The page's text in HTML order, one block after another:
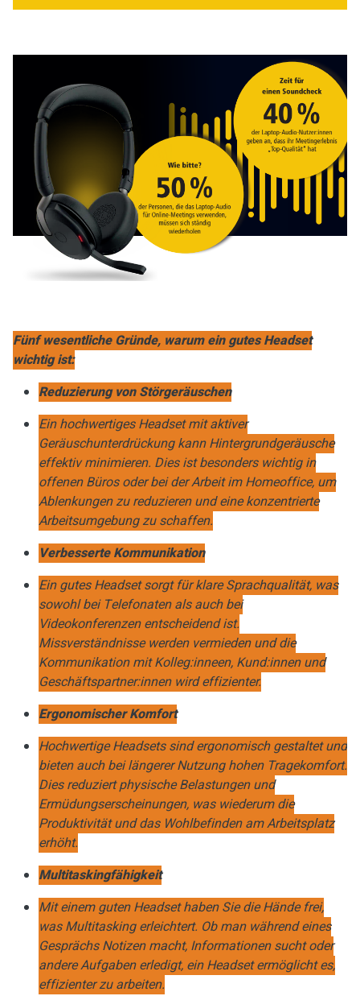
Fünf wesentliche Gründe, warum ein gutes Headset
wichtig ist:
Reduzierung von Störgeräuschen
Ein hochwertiges Headset mit aktiver
Geräuschunterdrückung kann Hintergrundgeräusche
effektiv minimieren. Dies ist besonders wichtig in
offenen Büros oder bei der Arbeit im Homeoffice, um
Ablenkungen zu reduzieren und eine konzentrierte
Arbeitsumgebung zu schaffen.
Verbesserte Kommunikation
Ein gutes Headset sorgt für klare Sprachqualität, was
sowohl bei Telefonaten als auch bei
Videokonferenzen entscheidend ist.
Missverständnisse werden vermieden und die
Kommunikation mit Kolleg:inneen, Kund:innen und
Geschäftspartner:innen wird effizienter.
Ergonomischer Komfort
Hochwertige Headsets sind ergonomisch gestaltet und
bieten auch bei längerer Nutzung hohen Tragekomfort.
Dies reduziert physische Belastungen und
Ermüdungserscheinungen, was wiederum die
Produktivität und das Wohlbefinden am Arbeitsplatz
erhöht.
Multitaskingfähigkeit
Mit einem guten Headset haben Sie die Hände frei,
was Multitasking erleichtert. Ob man während eines
Gesprächs Notizen macht, Informationen sucht oder
andere Aufgaben erledigt, ein Headset ermöglicht es,
effizienter zu arbeiten.